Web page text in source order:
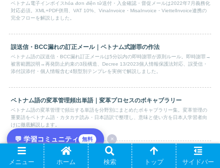
💬 学習コミュニティ 無料 ×
ベトナム電子インボイスhóa đơn điện tử送付・入金確認・督促メールは2022年7月義務化
対応必須。XML+PDF併用、VAT 10%、VinaInvoice・MisaInvoice・ViettelInvoice連携の
完全フローを解説しました。
誤送信・BCC漏れの訂正メール｜ベトナム式謝罪の作法
ベトナム語の誤送信・BCC漏れ訂正メールは5分以内の即時謝罪が原則ルール。即時謝罪→
被害範囲説明→再発防止約束の3段構造、Decree 13/2023個人情報保護法対応、誤受信・
添付誤添付・個人情報含む4類型別テンプレを実例で解説しました。
ベトナム語の変革管理頻出単語｜変革プロセスのボキャブラリー
ベトナム語の変革管理で頻出する単語を分野別にまとめたボキャブラリー集。変革管理の
重要語をベトナム語・カタカナ読み・日本語訳で整理し、意味と使い方を日本人学習者向
けに徹底解説します。
ベトナム語メールのスケジュール調整｜Tết・公休の曜日タブー
ベトナム語メールのスケジュール調整はTết・公休曜日タブーと日越時差2時間が鍵。
メニュー ホーム 検索 トップ サイドバー